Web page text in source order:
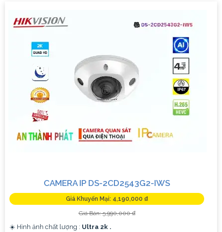
theo dõi nhà cửa mọi lúc mọi nơi.
**Chức năng cảnh báo thông minh**: Lựa chọn Camera có
cảnh báo chuyển động, cảnh báo âm thanh để bạn có thể
biết khi có sự kiện đột ngột xảy ra.
**Hệ thống lưu trữ**: Camera cần hỗ trợ lưu trữ video
đám mây hoặc trên thẻ nhớ để bạn có thể xem lại khi cần.
**Chọn giải pháp phù hợp với gia đình và ngôi nhà của
bạn**: Xác định nhu cầu sử dụng, số lượng Camera cần lắp
đặt để chọn giải pháp phù hợp.
Nếu bạn cần thêm thông tin hoặc tư vấn cụ thể hơn, bạn có
thể cho biết thêm chi tiết để Từng công trình có thể giúp đỡ
CAMERA IP DS-2CD2543G2-IWS
Giá Khuyến Mại: 4,190,000 ₫
Giá Bán: 5,990,000 ₫
☀️ Hình ảnh chất lượng : Ultra 2k .